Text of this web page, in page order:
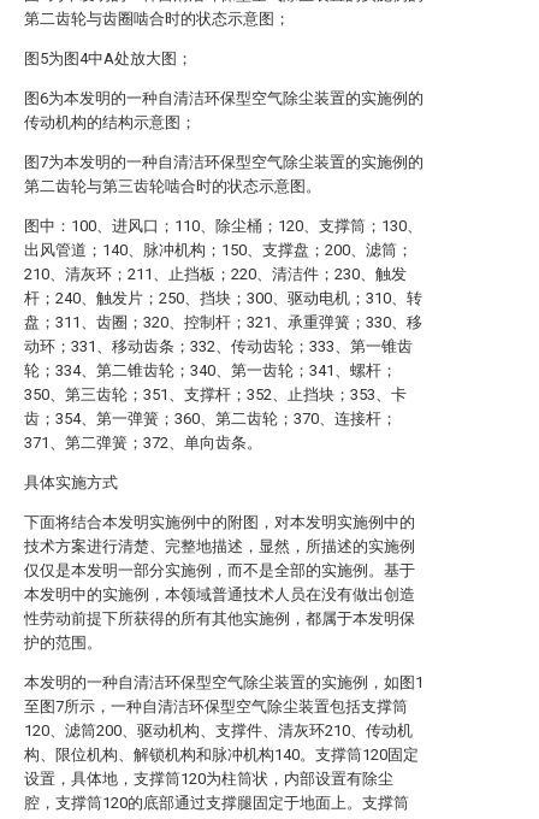
第二齿轮与齿圈啮合时的状态示意图；
图5为图4中A处放大图；
图6为本发明的一种自清洁环保型空气除尘装置的实施例的
传动机构的结构示意图；
图7为本发明的一种自清洁环保型空气除尘装置的实施例的
第二齿轮与第三齿轮啮合时的状态示意图。
图中：100、进风口；110、除尘桶；120、支撑筒；130、
出风管道；140、脉冲机构；150、支撑盘；200、滤筒；
210、清灰环；211、止挡板；220、清洁件；230、触发
杆；240、触发片；250、挡块；300、驱动电机；310、转
盘；311、齿圈；320、控制杆；321、承重弹簧；330、移
动环；331、移动齿条；332、传动齿轮；333、第一锥齿
轮；334、第二锥齿轮；340、第一齿轮；341、螺杆；
350、第三齿轮；351、支撑杆；352、止挡块；353、卡
齿；354、第一弹簧；360、第二齿轮；370、连接杆；
371、第二弹簧；372、单向齿条。
具体实施方式
下面将结合本发明实施例中的附图，对本发明实施例中的
技术方案进行清楚、完整地描述，显然，所描述的实施例
仅仅是本发明一部分实施例，而不是全部的实施例。基于
本发明中的实施例，本领域普通技术人员在没有做出创造
性劳动前提下所获得的所有其他实施例，都属于本发明保
护的范围。
本发明的一种自清洁环保型空气除尘装置的实施例，如图1
至图7所示，一种自清洁环保型空气除尘装置包括支撑筒
120、滤筒200、驱动机构、支撑件、清灰环210、传动机
构、限位机构、解锁机构和脉冲机构140。支撑筒120固定
设置，具体地，支撑筒120为柱筒状，内部设置有除尘
腔，支撑筒120的底部通过支撑腿固定于地面上。支撑筒